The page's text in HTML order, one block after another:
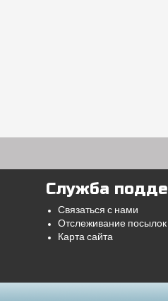
Служба
Связаться с нами
Отслеживание посылок
Карта сайта